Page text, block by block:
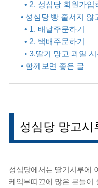
• 2. 성심당 회원가입
• 성심당 빵 줄서지 않
• 1. 배달주문하기
• 2. 택배주문하기
• 3.딸기 망고 과일
• 함께보면 좋은 글
성심당 망고시
성심당에서는 딸기시루에
케익부띠끄에 많은 분들이